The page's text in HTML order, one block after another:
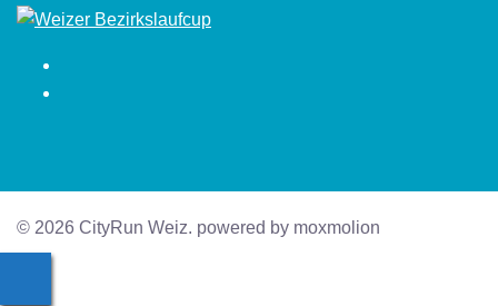
© 2026 CityRun Weiz. powered by moxmolion